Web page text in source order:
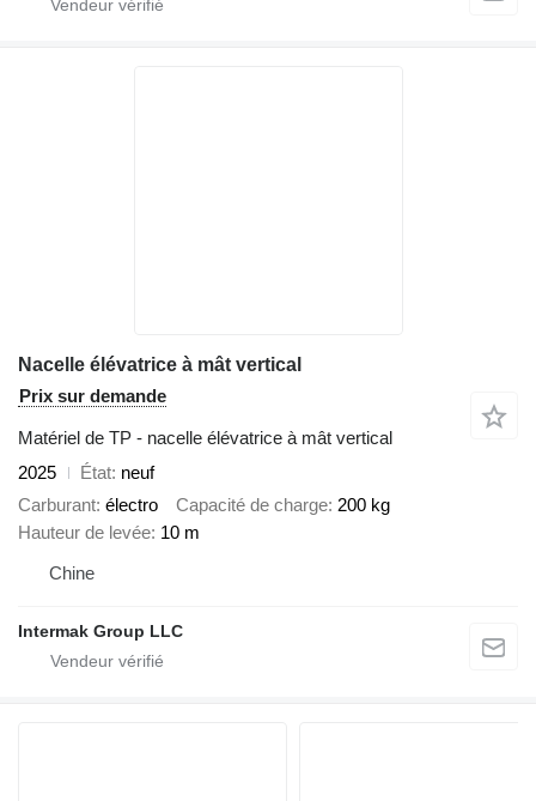
Nacelle élévatrice à mât vertical
Prix sur demande
Matériel de TP - nacelle élévatrice à mât vertical
2025
État neuf
Carburant électro Capacité de charge 200 kg
Hauteur de levée 10 m
Chine
Intermak Group LLC